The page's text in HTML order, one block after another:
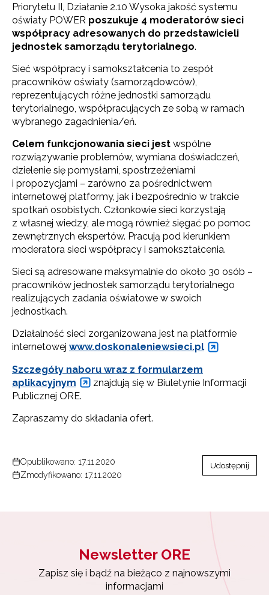
Priorytetu II, Działanie 2.10 Wysoka jakość systemu
oświaty POWER poszukuje 4 moderatorów sieci
współpracy adresowanych do przedstawicieli
jednostek samorządu terytorialnego.
Sieć współpracy i samokształcenia to zespół
pracowników oświaty (samorządowców),
reprezentujących różne jednostki samorządu
terytorialnego, współpracujących ze sobą w ramach
wybranego zagadnienia/eń.
Celem funkcjonowania sieci jest wspólne
rozwiązywanie problemów, wymiana doświadczeń,
dzielenie się pomysłami, spostrzeżeniami
i propozycjami – zarówno za pośrednictwem
internetowej platformy, jak i bezpośrednio w trakcie
spotkań osobistych. Członkowie sieci korzystają
z własnej wiedzy, ale mogą również sięgać po pomoc
zewnętrznych ekspertów. Pracują pod kierunkiem
moderatora sieci współpracy i samokształcenia.
Sieci są adresowane maksymalnie do około 30 osób –
pracowników jednostek samorządu terytorialnego
realizujących zadania oświatowe w swoich
jednostkach.
Działalność sieci zorganizowana jest na platformie
internetowej www.doskonaleniewsieci.pl
Szczegóły naboru wraz z formularzem
aplikacyjnym
znajdują się w Biuletynie Informacji
Publicznej ORE.
Zapraszamy do składania ofert.
Opublikowano: 17.11.2020
Zmodyfikowano: 17.11.2020
Udostępnij
Newsletter ORE
Zapisz się i bądź na bieżąco z najnowszymi
informacjami